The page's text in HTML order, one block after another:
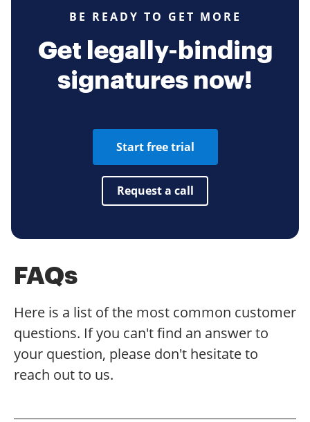
BE READY TO GET MORE
Get legally-binding
signatures now!
Start free trial
Request a call
FAQs
Here is a list of the most common customer
questions. If you can't find an answer to
your question, please don't hesitate to
reach out to us.